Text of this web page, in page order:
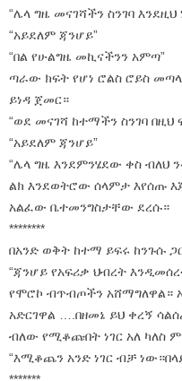
“ሌላ ግዜ መናገሻችን ስንገባ
“አይደለም ጃንሆይ”
“በል የሁልግዜ መኪናችንን አምጣ”
ጣራው ክፍት የሆነ ሮልስ ሮይስ
ይነዳ ጀመር።
“ወደ መናገሻ ከተማችን ስንገባ በዚህ
“አይደለም ጃንሆይ”
“ሌላ ግዜ እንደምንሄደው ቀስ ብለህ
ልክ እንደወትሮው ሰላምታ እየሰጡ
አልፈው ቤተመንግስታቸው ደረሱ።
********
በአንድ ወቅት ከተማ ይፍሩ ከንጉሱ
“ጃንሆይ የአፍሪቃ ህብረት
የሞሮኮ ብጥብጦችን አሸማግለዋል።
አድርገዋል ….በዘመኔ ይህ ቀረኝ
ብለው የሚቆጩበት ነገር አለ ካለስ
“እሚቆጨን አንድ ነገር ብቻ